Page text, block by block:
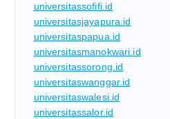
universitassofifi.id
universitasjayapura.id
universitaspapua.id
universitasmanokwari.id
universitassorong.id
universitaswanggar.id
universitaswalesi.id
universitassalor.id